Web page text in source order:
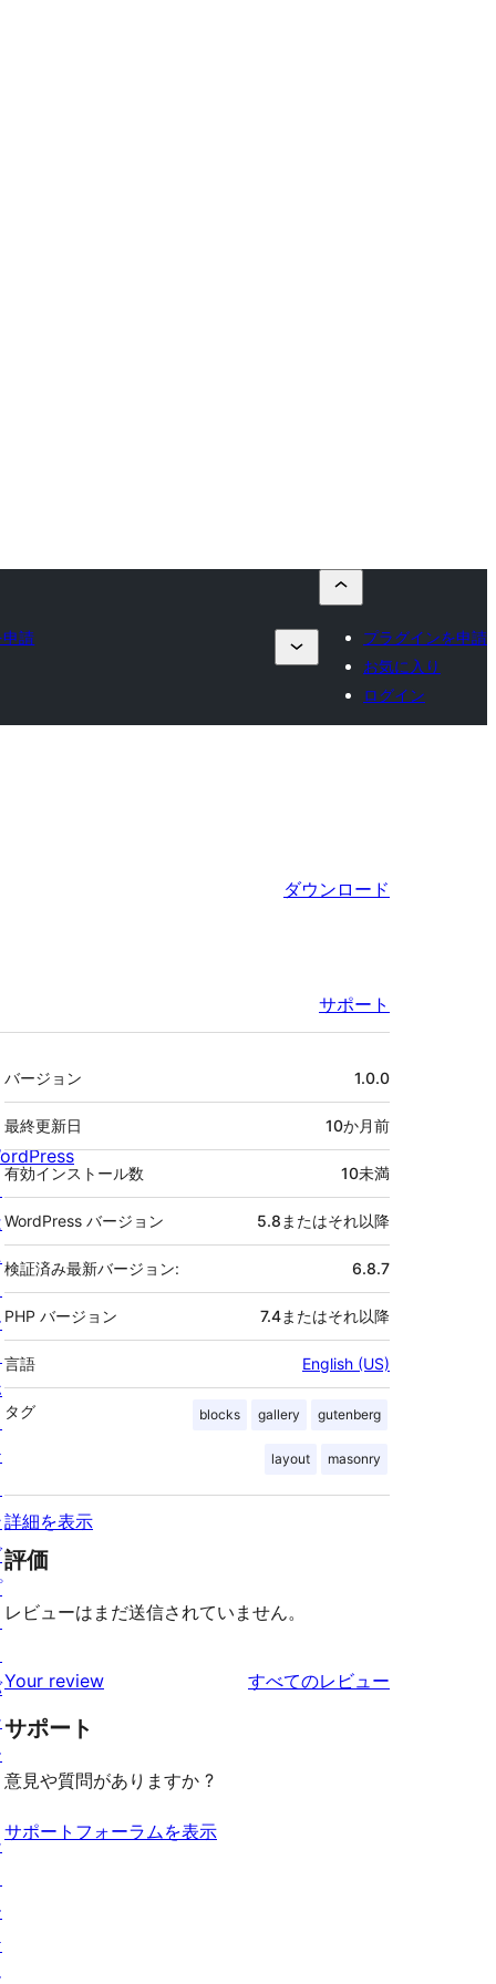
申請
プラグインを申請
お気に入り
ログイン
ダウンロード
サポート
メ
タ
バージョン 1.0.0
最終更新日 10か月前
有効インストール数 10未満
WordPress バージョン 5.8またはそれ以降
検証済み最新バージョン: 6.8.7
PHP バージョン 7.4またはそれ以降
言語 English (US)
タグ blocks gallery gutenberg
layout masonry
詳細を表示
評価
レビューはまだ送信されていません。
Your review すべてのレビュー
サポート
意見や質問がありますか ?
サポートフォーラムを表示